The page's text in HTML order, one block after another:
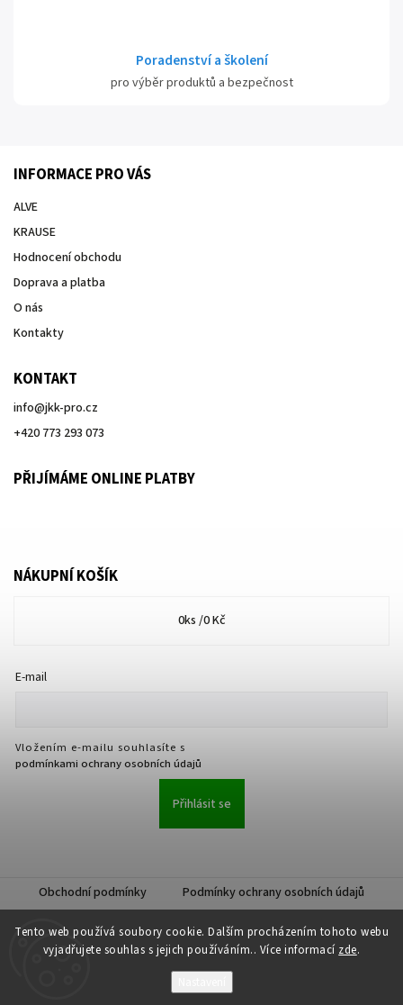
Tento web používá soubory cookie. Dalším procházením tohoto webu
vyjadřujete souhlas s jejich používáním.. Více informací zde.
Poradenství a školení
pro výběr produktů a bezpečnost
INFORMACE PRO VÁS
ALVE
KRAUSE
Hodnocení obchodu
Doprava a platba
O nás
Kontakty
KONTAKT
info@jkk-pro.cz
+420 773 293 073
PŘIJÍMÁME ONLINE PLATBY
NÁKUPNÍ KOŠÍK
0ks /0 Kč
E-mail
Vložením e-mailu souhlasíte s
podmínkami ochrany osobních údajů
Přihlásit se
Obchodní podmínky Podmínky ochrany osobních údajů